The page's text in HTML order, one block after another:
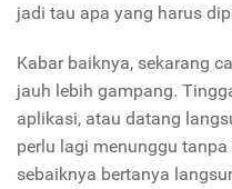
jadi tau apa yang harus
Kabar baiknya, sekarang
jauh lebih gampang.
aplikasi, atau datang
perlu lagi menunggu
sebaiknya bertanya